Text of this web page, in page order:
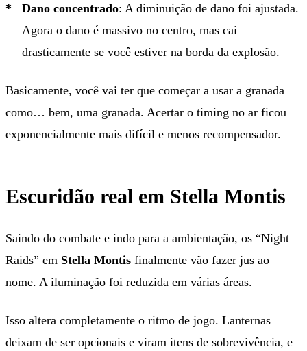
Dano concentrado: A diminuição de dano foi ajustada.
Agora o dano é massivo no centro, mas cai
drasticamente se você estiver na borda da explosão.
Basicamente, você vai ter que começar a usar a granada
como… bem, uma granada. Acertar o timing no ar ficou
exponencialmente mais difícil e menos recompensador.
Escuridão real em Stella Montis
Saindo do combate e indo para a ambientação, os “Night
Raids” em Stella Montis finalmente vão fazer jus ao
nome. A iluminação foi reduzida em várias áreas.
Isso altera completamente o ritmo de jogo. Lanternas
deixam de ser opcionais e viram itens de sobrevivência, e